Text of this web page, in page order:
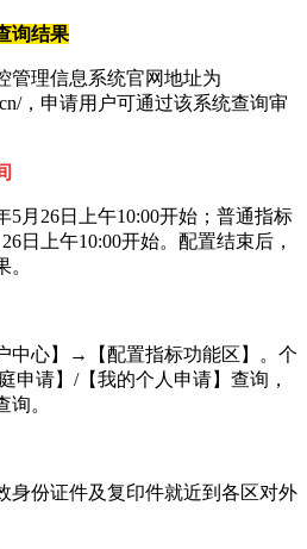
询结果
理信息系统官网地址为
，申请用户可通过该系统查询审
26日上午10:00开始；普通指标
日上午10:00开始。配置结束后，
心】→【配置指标功能区】。个
申请】/【我的个人申请】查询，
。
份证件及复印件就近到各区对外